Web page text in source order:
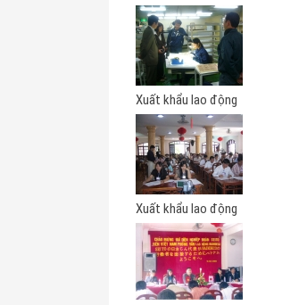
Xuất khẩu lao động
Xuất khẩu lao động